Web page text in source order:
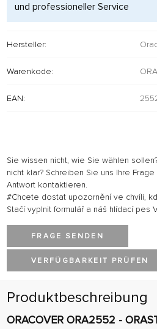
und professioneller Service
Hersteller:
Warenkode:
EAN:
Sie wissen nicht, wie Sie wählen
nicht klar? Schreiben Sie uns Ihre
Antwort kontaktieren.
#Chcete dostat upozornění ve chvíli,
Stačí vyplnit formulář a náš hlídací pes
FRAGE SENDEN
VERFÜGBARKEIT PRÜFEN
Produktbeschreibung
ORACOVER ORA2552 -